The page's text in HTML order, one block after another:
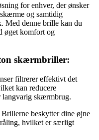
for enhver, der ønsker
og samtidig
Med denne brille kan du
øget komfort og
skærmbriller:
filtrerer effektivt det
kan reducere
langvarig skærmbrug.
Brillerne beskytter dine øjne
hvilket er særligt